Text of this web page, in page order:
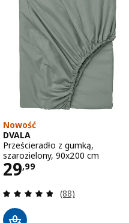
Łączna liczba recenzji:
Nowość
DVALA
Prześcieradło z gumką,
szarozielony, 90x200 cm
29,99
Cena 29,99
Recenzja: 4.8
(88)